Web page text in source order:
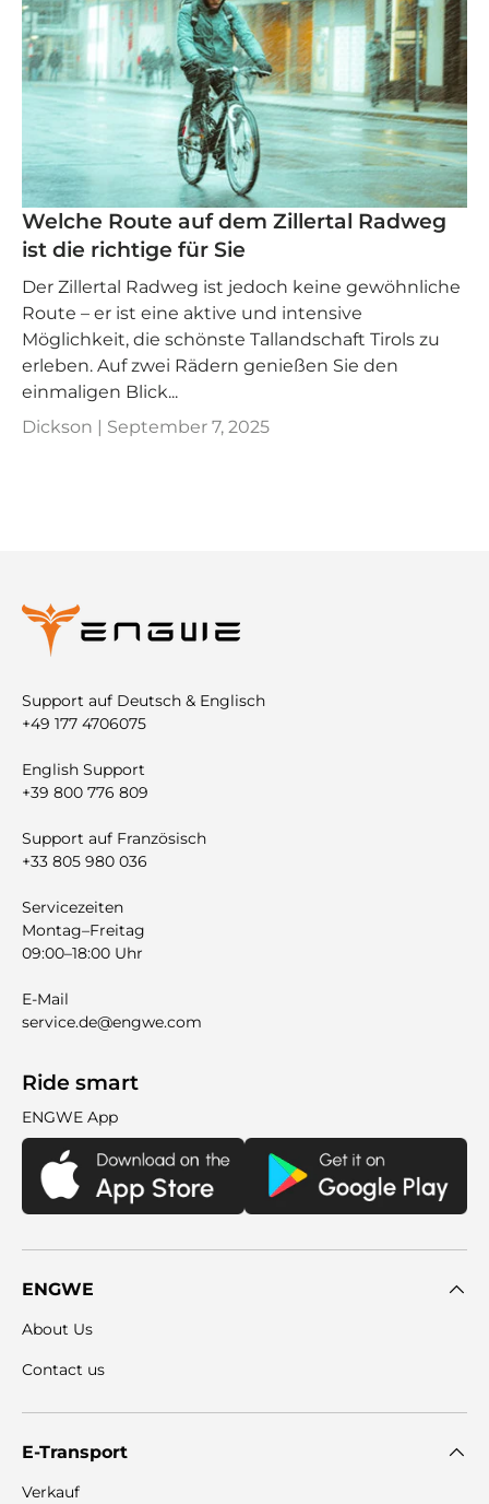
Welche Route auf dem Zillertal Radweg
ist die richtige für Sie
Der Zillertal Radweg ist jedoch keine gewöhnliche
Route – er ist eine aktive und intensive
Möglichkeit, die schönste Tallandschaft Tirols zu
erleben. Auf zwei Rädern genießen Sie den
einmaligen Blick...
Dickson | September 7, 2025
Support auf Deutsch & Englisch
+49 177 4706075
English Support
+39 800 776 809
Support auf Französisch
+33 805 980 036
Servicezeiten
Montag–Freitag
09:00–18:00 Uhr
E-Mail
service.de@engwe.com
Ride smart
ENGWE App
ENGWE
About Us
Contact us
E-Transport
Verkauf